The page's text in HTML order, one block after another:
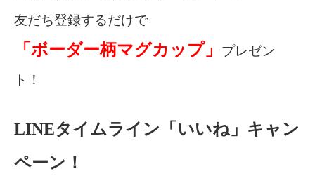
友だち登録するだけで
「ボーダー柄マグカップ」
プレゼン
ト！
LINEタイムライン「いいね」キャン
ペーン！